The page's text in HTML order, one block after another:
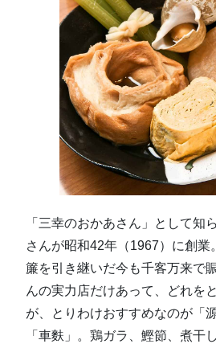
「三幸のおかあさん」として知
さんが昭和42年（1967）に創業
簾を引き継いだ今も千客万来で
んの実力店だけあって、どれを
が、とりわけおすすめなのが「
「車麩」。鶏ガラ、鰹節、煮干